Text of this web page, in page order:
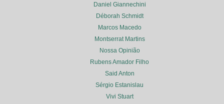
Daniel Giannechini
Déborah Schmidt
Marcos Macedo
Montserrat Martins
Nossa Opinião
Rubens Amador Filho
Said Anton
Sérgio Estanislau
Vivi Stuart